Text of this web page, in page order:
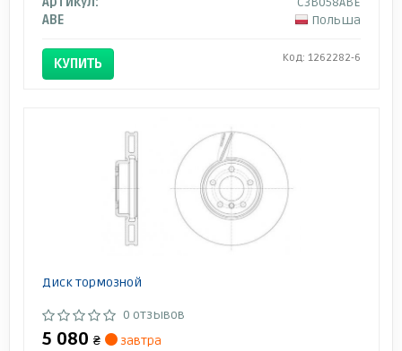
ABE
Польша
КУПИТЬ Код: 1262282-6
Диск тормозной
0 отзывов
5 080 ₴
завтра